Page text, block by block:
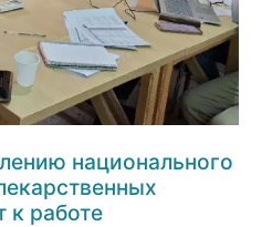
национального
к работе